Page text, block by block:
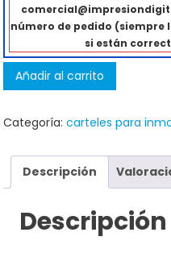
número de pedido (siempre
si están
Añadir al carrito
Categoría:carteles para
Descripción
Descripción